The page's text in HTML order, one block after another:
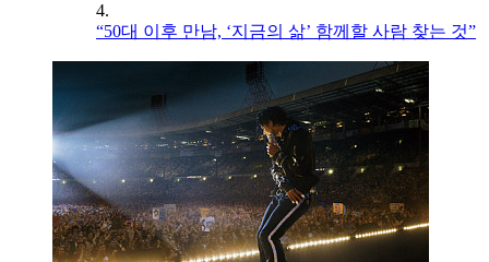
4.
“50대 이후 만남, ‘지금의 삶’ 함께할 사람 찾는 것”